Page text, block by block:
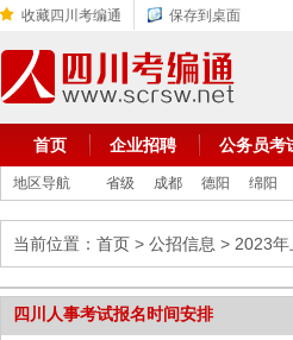
收藏四川考编通 保存到桌面
首页 企业招聘 公务员考
地区导航 省级 成都 德阳 绵阳
当前位置： 首页 > 公招信息 > 2023年
四川人事考试报名时间安排